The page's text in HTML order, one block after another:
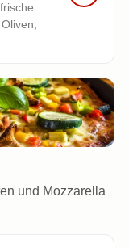
und Mozzarella